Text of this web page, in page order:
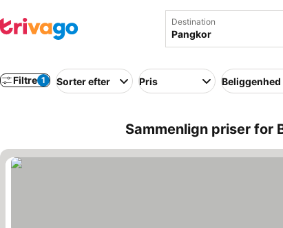
Destination
Filtre 1 Sorter efter Pris Beliggenhed
Sammenlign priser for